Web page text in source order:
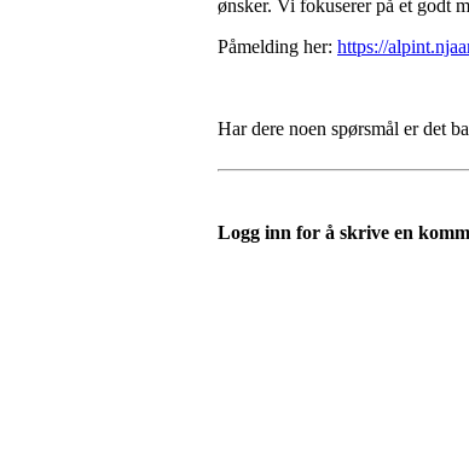
ønsker. Vi fokuserer på et godt
Påmelding her: https://
Har dere noen spørsmål er det
Logg inn for å skrive en